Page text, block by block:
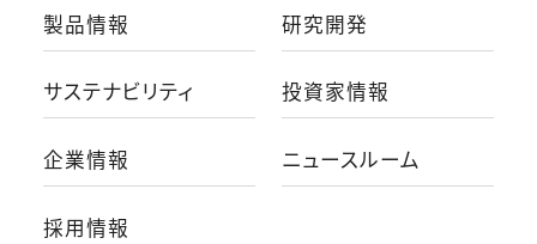
製品情報 研究開発
サステナビリティ 投資家情報
企業情報 ニュースルーム
採用情報